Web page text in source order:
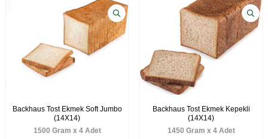
Backhaus Tost Ekmek Soft Jumbo
(14X14)
1500 Gram x 4 Adet
Backhaus Tost Ekmek Kepekli
(14X14)
1450 Gram x 4 Adet